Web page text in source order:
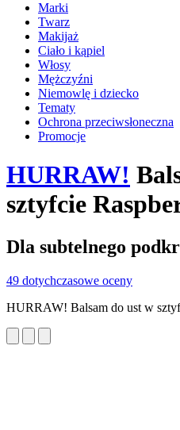
Marki
Twarz
Makijaż
Ciało i kąpiel
Włosy
Mężczyźni
Niemowlę i dziecko
Tematy
Ochrona przeciwsłoneczna
Promocje
HURRAW!
sztyfcie
Dla subtelnego
49 dotychczasowe oceny
HURRAW! Balsam do ust w